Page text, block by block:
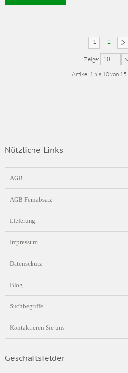
1 2
Zeige: 10
Artikel 1 bis 10 von 15
Nützliche Links
AGB
AGB Fernabsatz
Lieferung
Impressum
Datenschutz
Blog
Suchbegriffe
Kontaktieren Sie uns
Geschäftsfelder